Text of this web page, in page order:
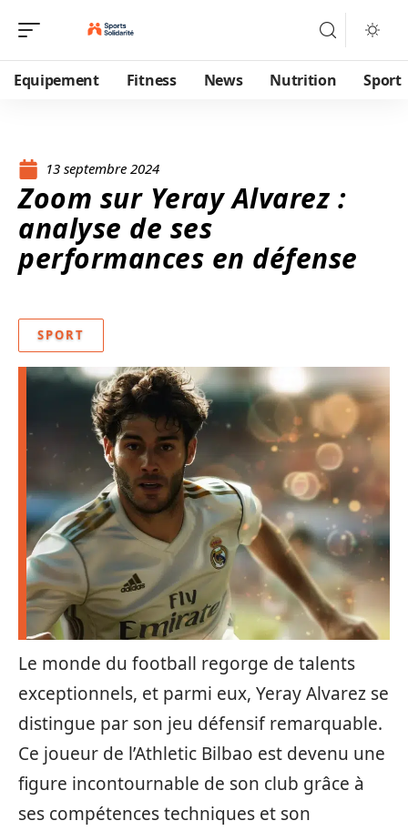
Equipement Fitness News Nutrition Sport
13 septembre 2024
Zoom sur Yeray Alvarez :
analyse de ses
performances en défense
SPORT
Le monde du football regorge de talents
exceptionnels, et parmi eux, Yeray Alvarez se
distingue par son jeu défensif remarquable.
Ce joueur de l’Athletic Bilbao est devenu une
figure incontournable de son club grâce à
ses compétences techniques et son